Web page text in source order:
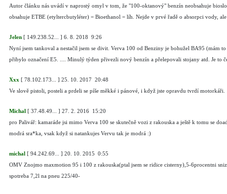
Autor článku nás uvádí v naprostý omyl v tom, že "100-oktanový" benzín neobsahuje
obsahuje ETBE (etyltercbutyléter) = Bioethanol = líh. Nejde v prvé řadě o absorpci vody,
Jelen [ 149.238.52... ] 6. 8. 2018 9:26
Nyní jsem tankoval a nestačil jsem se divit. Verva 100 od Benziny je bohužel BA95 (mám
přibylo označení E5. .... Minulý týden přivezli nový benzín a přelepovali stojany atd. Je to
Xxx [ 78.102.173... ] 25. 10. 2017 20:48
Ve slově pistoli, posteli a prdeli se píše měkké i pánové, i když jste opravdu tvrdí motorkáři.
Michal [ 37.48.49... ] 27. 2. 2016 15:20
pro Palivář: kamaráde jsi mimo Verva 100 se skutečně vozi z rakouska a ještě k tomu se
modrá sra*ka, vsak když si natankujes Vervu tak je modrá :)
michal [ 94.242.69... ] 20. 10. 2015 0:55
OMV Znojmo maxmotion 95 i 100 z rakouska(ptal jsem se ridice cisterny),5-6procentni
spotreba 7,2l na pneu 225/40-